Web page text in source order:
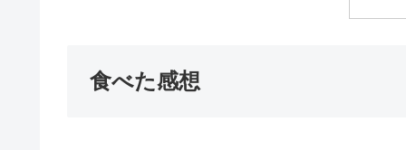
食べた感想